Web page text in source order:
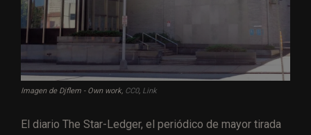
Imagen de Djflem - Own work, CC0, Link
El diario The Star-Ledger, el periódico de mayor tirada